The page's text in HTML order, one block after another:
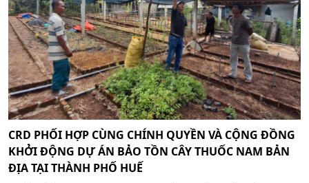
CRD PHỐI HỢP CÙNG CHÍNH QUYỀN VÀ CỘNG ĐỒNG
KHỞI ĐỘNG DỰ ÁN BẢO TỒN CÂY THUỐC NAM BẢN
ĐỊA TẠI THÀNH PHỐ HUẾ